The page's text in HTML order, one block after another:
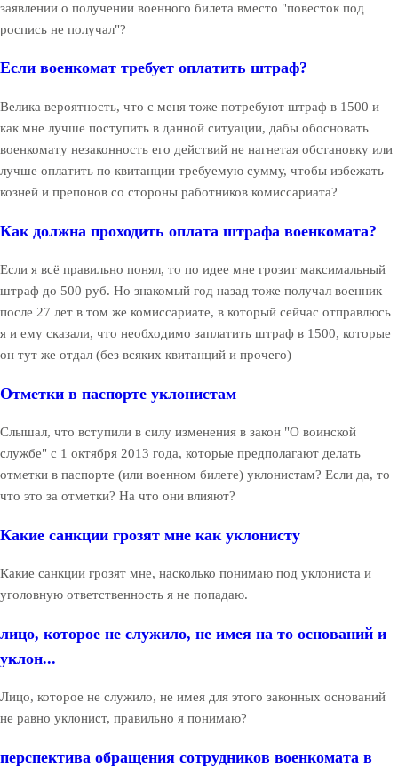
заявлении о получении военного билета вместо "повесток под
роспись не получал"?
Если военкомат требует оплатить штраф?
Велика вероятность, что с меня тоже потребуют штраф в 1500 и
как мне лучше поступить в данной ситуации, дабы обосновать
военкомату незаконность его действий не нагнетая обстановку или
лучше оплатить по квитанции требуемую сумму, чтобы избежать
козней и препонов со стороны работников комиссариата?
Как должна проходить оплата штрафа военкомата?
Если я всё правильно понял, то по идее мне грозит максимальный
штраф до 500 руб. Но знакомый год назад тоже получал военник
после 27 лет в том же комиссариате, в который сейчас отправлюсь
я и ему сказали, что необходимо заплатить штраф в 1500, которые
он тут же отдал (без всяких квитанций и прочего)
Отметки в паспорте уклонистам
Слышал, что вступили в силу изменения в закон "О воинской
службе" с 1 октября 2013 года, которые предполагают делать
отметки в паспорте (или военном билете) уклонистам? Если да, то
что это за отметки? На что они влияют?
Какие санкции грозят мне как уклонисту
Какие санкции грозят мне, насколько понимаю под уклониста и
уголовную ответственность я не попадаю.
лицо, которое не служило, не имея на то оснований и
уклон...
Лицо, которое не служило, не имея для этого законных оснований
не равно уклонист, правильно я понимаю?
перспектива обращения сотрудников военкомата в